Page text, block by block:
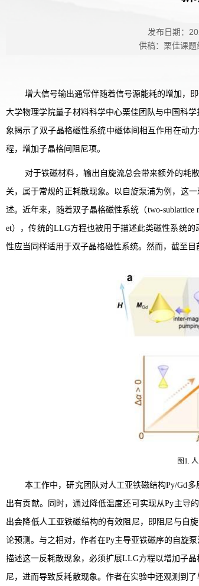
发布日期：
供稿：栗佳课
增大信号输出通常伴随着信号源能耗的增加，
大学物理学院量子材料科学中心栗佳团队与中国科
象揭示了双子晶格磁性系统中磁体间相互作用在动
程，增加子晶格间阻尼项。
对于铁磁材料，输出自旋流总会带来额外的耗
关，属于常规的正耗散现象。以自旋泵浦为例，这
述。近年来，随着双子晶格磁性系统（two-sublattice
et），传统的LLG方程也被用于描述此类磁性系统
性应当同样适用于双子晶格磁性系统。然而，截至
图1.
本工作中，研究团队对人工亚铁磁结构Py/Gd
出有贡献。同时，通过降低温度还可实现从Py主导
出会降低人工亚铁磁结构的有效阻尼，即阻尼与自
论预测。与之相对，作者在Py主导亚铁磁序的自旋
描述这一反耗散现象，必须扩展LLG方程以增加子
尼，进而导致反耗散现象。作者在实验中还观测到